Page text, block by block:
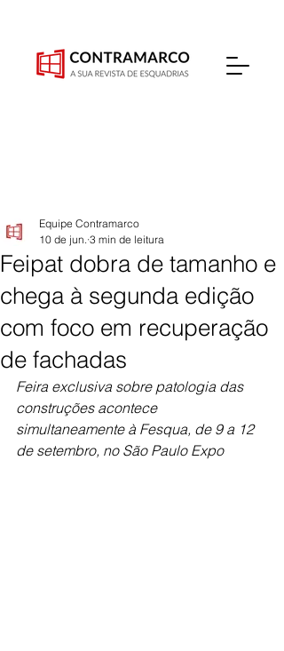
Feipat dobra de tamanho e
chega à segunda edição
com foco em recuperação
de fachadas
Equipe Contramarco
10 de jun. 3 min de leitura
Feira exclusiva sobre patologia das
construções acontece
simultaneamente à Fesqua, de 9 a 12
de setembro, no São Paulo Expo